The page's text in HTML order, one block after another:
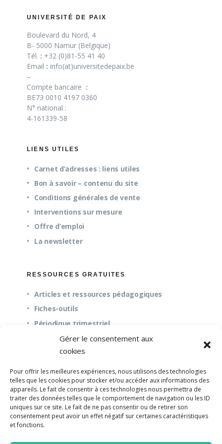
Gérer le consentement aux
cookies
Pour offrir les meilleures expériences, nous utilisons des technologies
telles que les cookies pour stocker et/ou accéder aux informations des
appareils. Le fait de consentir à ces technologies nous permettra de
traiter des données telles que le comportement de navigation ou les ID
uniques sur ce site. Le fait de ne pas consentir ou de retirer son
consentement peut avoir un effet négatif sur certaines caractéristiques
et fonctions.
UNIVERSITÉ DE PAIX
Boulevard du Nord, 4
B- 5000 Namur (Belgique)
Tél. : +32 (0)81-55 41 40
Email : info(at)universitedepaix.be
–
Compte bancaire :
BE73 0010 4197 0360
N° national :
4-161339-58
LIENS UTILES
Carnet d’adresses : liens utiles
Bon à savoir – contenu du site
Conditions générales de vente
Interventions sur mesure
Offre d’emploi
La newsletter
RESSOURCES GRATUITES
Articles et ressources pédagogiques
Fiches-outils
Périodique trimestriel
À propos
Questions fréquentes (FAQ)
Mission et pédagogie